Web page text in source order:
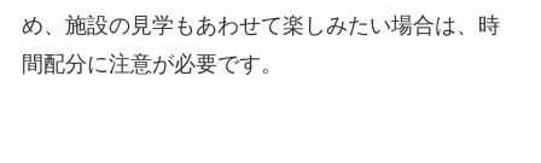
め、施設の見学もあわせて楽しみたい場合は、時
間配分に注意が必要です。